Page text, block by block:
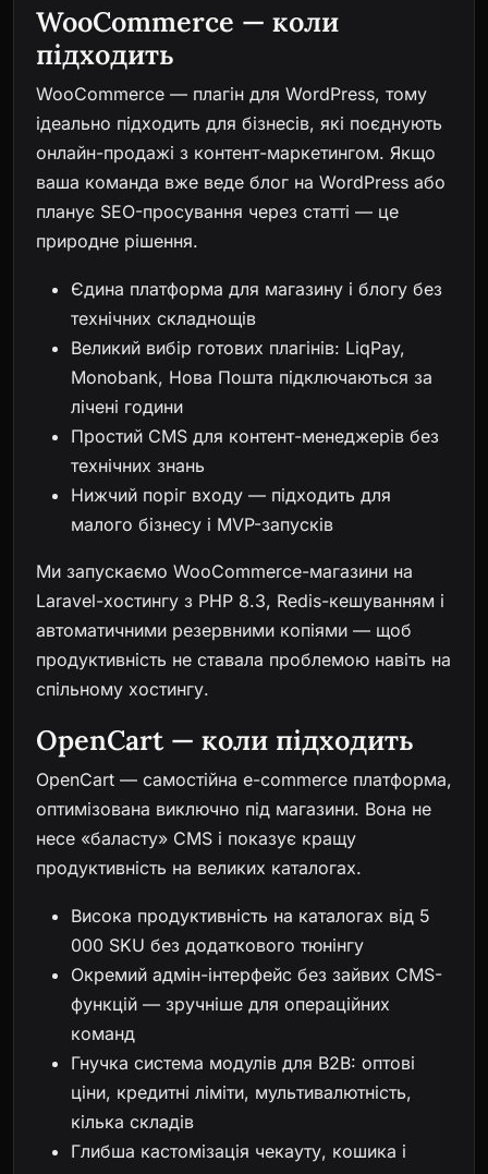
WooCommerce — коли
підходить
WooCommerce — плагін для WordPress, тому
ідеально підходить для бізнесів, які поєднують
онлайн-продажі з контент-маркетингом. Якщо
ваша команда вже веде блог на WordPress або
планує SEO-просування через статті — це
природне рішення.
Єдина платформа для магазину і блогу без
технічних складнощів
Великий вибір готових плагінів: LiqPay,
Monobank, Нова Пошта підключаються за
лічені години
Простий CMS для контент-менеджерів без
технічних знань
Нижчий поріг входу — підходить для
малого бізнесу і MVP-запусків
Ми запускаємо WooCommerce-магазини на
Laravel-хостингу з PHP 8.3, Redis-кешуванням і
автоматичними резервними копіями — щоб
продуктивність не ставала проблемою навіть на
спільному хостингу.
OpenCart — коли підходить
OpenCart — самостійна e-commerce платформа,
оптимізована виключно під магазини. Вона не
несе «баласту» CMS і показує кращу
продуктивність на великих каталогах.
Висока продуктивність на каталогах від 5
000 SKU без додаткового тюнінгу
Окремий адмін-інтерфейс без зайвих CMS-
функцій — зручніше для операційних
команд
Гнучка система модулів для B2B: оптові
ціни, кредитні ліміти, мультивалютність,
кілька складів
Глибша кастомізація чекауту, кошика і